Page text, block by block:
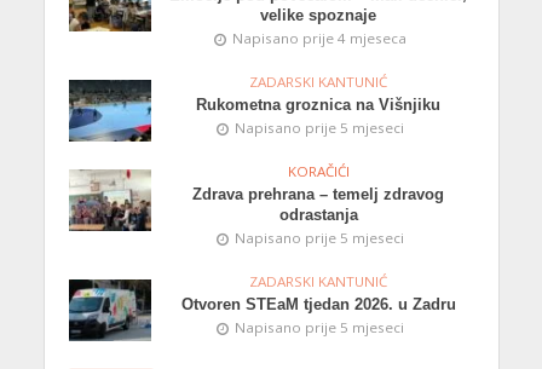
velike spoznaje
Napisano prije 4 mjeseca
ZADARSKI KANTUNIĆ
Rukometna groznica na Višnjiku
Napisano prije 5 mjeseci
KORAČIĆI
Zdrava prehrana – temelj zdravog
odrastanja
Napisano prije 5 mjeseci
ZADARSKI KANTUNIĆ
Otvoren STEaM tjedan 2026. u Zadru
Napisano prije 5 mjeseci